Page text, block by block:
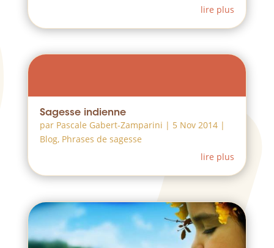
lire plus
Sagesse indienne
par Pascale Gabert-Zamparini | 5 Nov 2014|
Blog, Phrases de sagesse
lire plus